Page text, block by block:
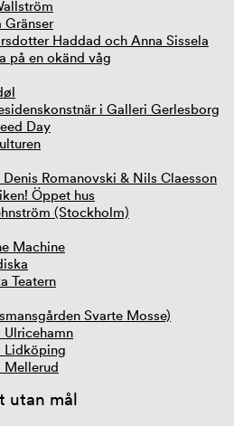
Gränser
Haddad och Anna Sissela
på en okänd våg
i Galleri Gerlesborg
Day
Romanovski & Nils Claesson
Öppet hus
(Stockholm)
Machine
Teatern
Svarte Mosse)
Ulricehamn
Lidköping
Mellerud
utan mål